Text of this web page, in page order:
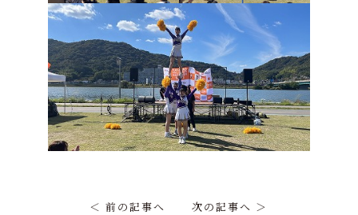
＜ 前の記事へ 次の記事へ ＞